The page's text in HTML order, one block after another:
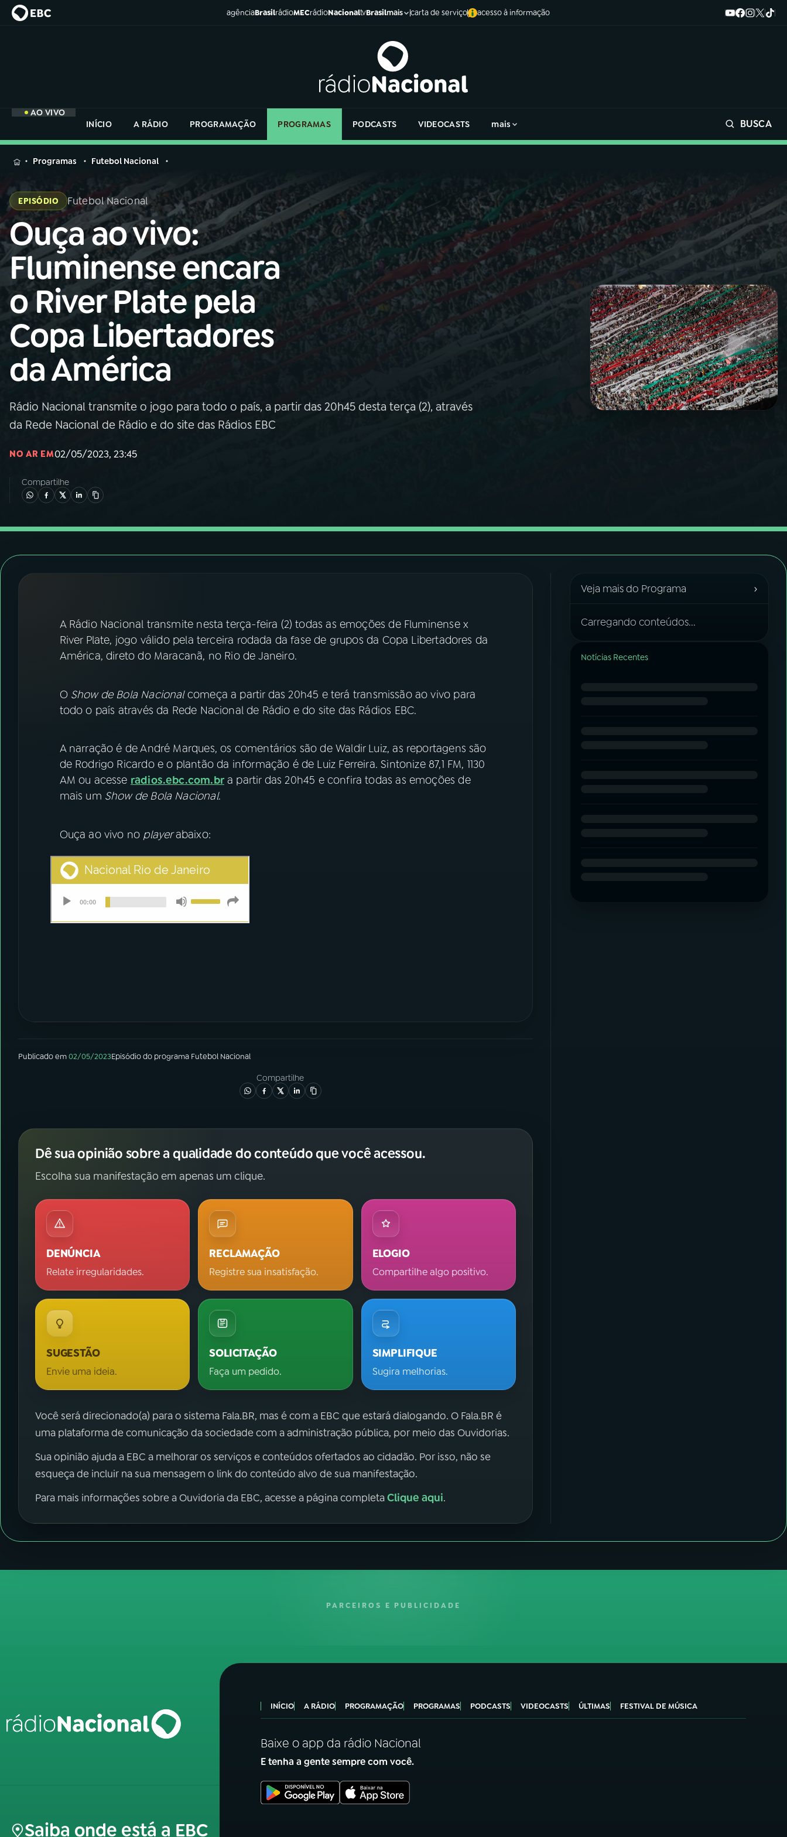
agênciaBrasilrádioMECrádioNacionaltvBrasilmais carta de serviço acesso à informação
AO VIVO
INÍCIO
A RÁDIO PROGRAMAÇÃO PROGRAMAS PODCASTS VIDEOCASTS mais BUSCA
MENU
Buscar
na
Rádio
Nacional
Buscar
AO VIVO
01INÍCIO
02A RÁDIO
03 PROGRAMAÇÃO
04PROGRAMAS
05 PODCASTS
06VIDEOCASTS
07ÚLTIMAS
YouTube Facebook
Instagram X
na
Rádio
Nacional
Programas Futebol Nacional
EPISÓDIO Futebol Nacional
Ouça ao vivo:
Fluminense encara
o River Plate pela
Copa Libertadores
da América
Rádio Nacional transmite o jogo para todo o país, a partir das 20h45 desta terça (2), através
da Rede Nacional de Rádio e do site das Rádios EBC
NO AR EM02/05/2023, 23:45
Compartilhe
A Rádio Nacional transmite nesta terça-feira (2) todas as emoções de Fluminense x
River Plate, jogo válido pela terceira rodada da fase de grupos da Copa Libertadores da
América, direto do Maracanã, no Rio de Janeiro.
O Show de Bola Nacionalcomeça a partir das 20h45 e terá transmissão ao vivo para
todo o país através da Rede Nacional de Rádio e do site das Rádios EBC.
A narração é de André Marques, os comentários são de Waldir Luiz, as reportagens são
de Rodrigo Ricardo e o plantão da informação é de Luiz Ferreira. Sintonize 87,1 FM, 1130
AM ou acesse radios.ebc.com.bra partir das 20h45 e confira todas as emoções de
mais um Show de Bola Nacional.
Ouça ao vivo no playerabaixo:
Publicado em02/05/2023Episódiodo programa Futebol Nacional
Compartilhe
Dê sua opinião sobre a qualidade do conteúdo que você acessou.
Escolha sua manifestação em apenas um clique.
DENÚNCIA
Relate irregularidades.
RECLAMAÇÃO
Registre sua insatisfação.
ELOGIO
Compartilhe algo positivo.
SUGESTÃO
Envie uma ideia.
SOLICITAÇÃO
Faça um pedido.
SIMPLIFIQUE
Sugira melhorias.
Você será direcionado(a) para o sistema Fala.BR, mas é com a EBC que estará dialogando. O Fala.BR é
uma plataforma de comunicação da sociedade com a administração pública, por meio das Ouvidorias.
Sua opinião ajuda a EBC a melhorar os serviços e conteúdos ofertados ao cidadão. Por isso, não se
esqueça de incluir na sua mensagem o link do conteúdo alvo de sua manifestação.
Para mais informações sobre a Ouvidoria da EBC, acesse a página completaClique aqui.
Veja mais do Programa ›
Carregando conteúdos...
Notícias Recentes
PARCEIROS E PUBLICIDADE
Saiba onde está a EBC
INÍCIO A RÁDIO PROGRAMAÇÃO PROGRAMAS PODCASTS VIDEOCASTS ÚLTIMAS FESTIVAL DE MÚSICA
Baixe o app da rádio Nacional
E tenha a gente sempre com você.